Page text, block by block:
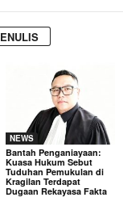
NEWS
Bantah Penganiayaan:
Kuasa Hukum Sebut
Tuduhan Pemukulan di
Kragilan Terdapat
Dugaan Rekayasa Fakta